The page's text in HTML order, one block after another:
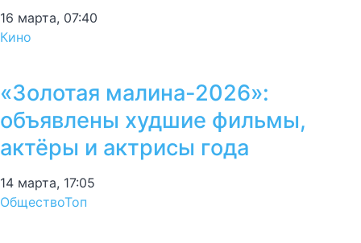
16 марта, 07:40
Кино
«Золотая малина-2026»:
объявлены худшие фильмы,
актёры и актрисы года
14 марта, 17:05
ОбществоТоп